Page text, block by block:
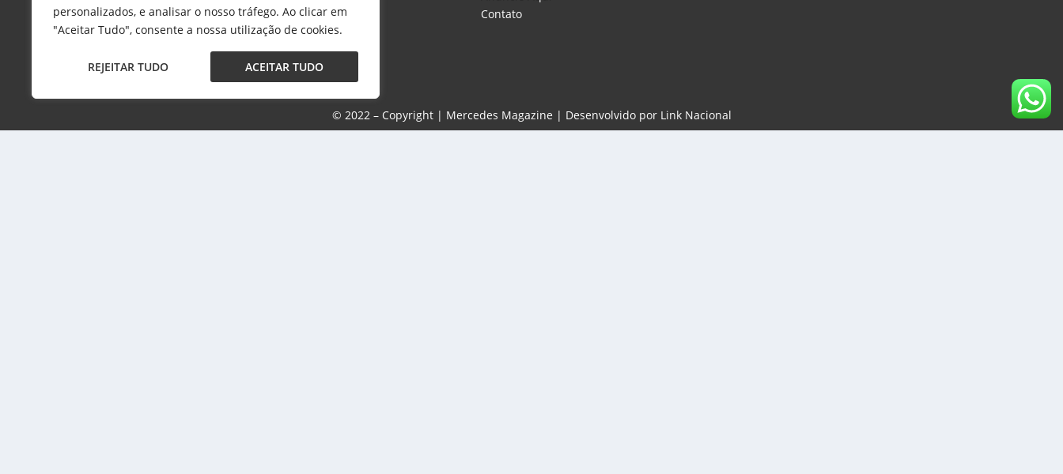
personalizados, e analisar o nosso tráfego. Ao clicar em
"Aceitar Tudo", consente a nossa utilização de cookies.
REJEITAR TUDO ACEITAR TUDO
O conteúdo aqui produzido é dedicado aos fãs
da famosa estrela de três pontas espalhados
pelos quatro cantos do globo.
Contato
©️ 2022 – Copyright | Mercedes Magazine | Desenvolvido por Link Nacional